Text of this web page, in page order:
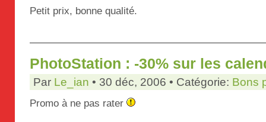
Petit prix, bonne qualité.
PhotoStation : -30% sur les
Par Le_ian • 30 déc, 2006 • Catégorie: Bons
Promo à ne pas rater